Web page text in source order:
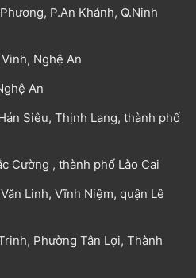
P.An Khánh, Q.Ninh
Nghệ An
An
Siêu, Thịnh Lang, thành phố
Cường , thành phố Lào Cai
Linh, Vĩnh Niệm, quận Lê
Phường Tân Lợi, Thành